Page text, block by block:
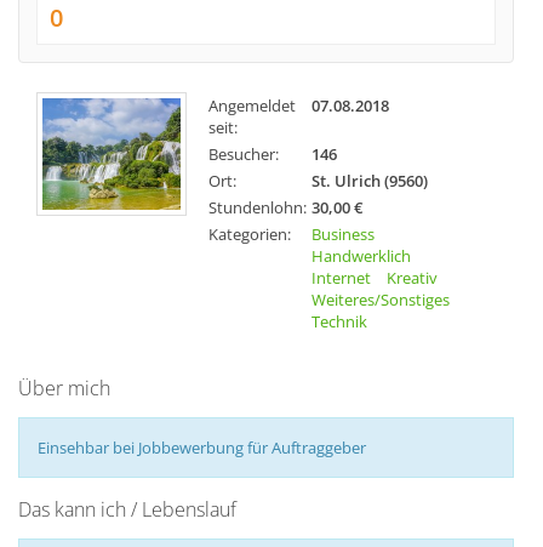
0
Angemeldet
seit:
07.08.2018
Besucher:
146
Ort:
St. Ulrich (9560)
Stundenlohn: 30,00 €
Kategorien:
Business
Handwerklich
Internet
Kreativ
Weiteres/Sonstiges
Technik
Über mich
Einsehbar bei Jobbewerbung für Auftraggeber
Das kann ich / Lebenslauf